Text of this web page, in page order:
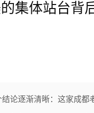
集体站台背
论逐渐清晰：这家成都